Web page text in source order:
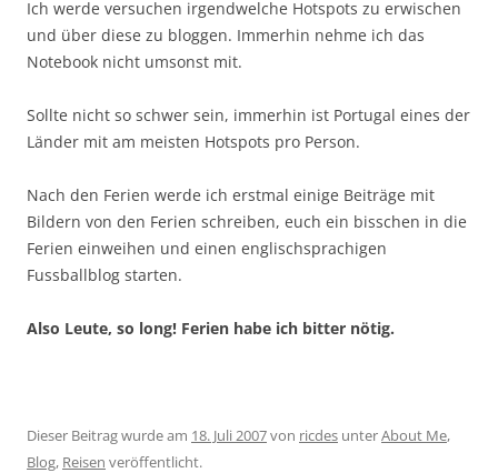
Ich werde versuchen irgendwelche Hotspots zu erwischen
und über diese zu bloggen. Immerhin nehme ich das
Notebook nicht umsonst mit.
Sollte nicht so schwer sein, immerhin ist Portugal eines der
Länder mit am meisten Hotspots pro Person.
Nach den Ferien werde ich erstmal einige Beiträge mit
Bildern von den Ferien schreiben, euch ein bisschen in die
Ferien einweihen und einen englischsprachigen
Fussballblog starten.
Also Leute, so long! Ferien habe ich bitter nötig.
Dieser Beitrag wurde am 18. Juli 2007von ricdes unterAbout Me,
Blog, Reisen veröffentlicht.